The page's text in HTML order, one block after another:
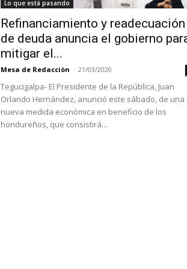
Lo que está pasando
Refinanciamiento y readecuación
de deuda anuncia el gobierno
mitigar el...
Mesa de Redacciòn - 21/03/2020
Tegucigalpa- El Presidente de la República, Juan
Orlando Hernández, anunció este sábado, de una
nueva medida económica en beneficio de los
hondureños, que consistirá...